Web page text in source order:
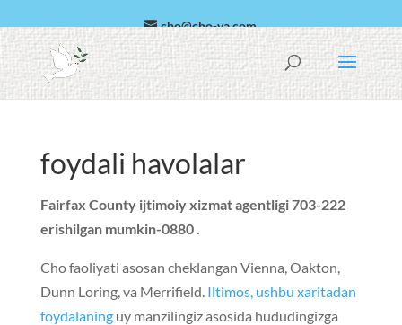
cho@cho-va.com
arab
Español
foydali havolalar
Fairfax County ijtimoiy xizmat agentligi 703-222
erishilgan mumkin-0880 .
Cho faoliyati asosan cheklangan Vienna,Oakton,
Dunn Loring, va Merrifield. Iltimos, ushbu xaritadan
foydalaninguy manzilingiz asosida hududingizga